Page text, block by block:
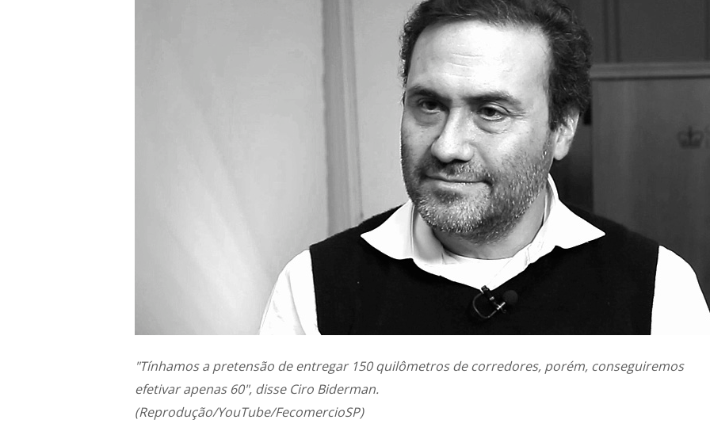
"Tínhamos a pretensão de entregar 150 quilômetros de corredores, porém, conseguiremos
efetivar apenas 60", disse Ciro Biderman.
(Reprodução/YouTube/FecomercioSP)